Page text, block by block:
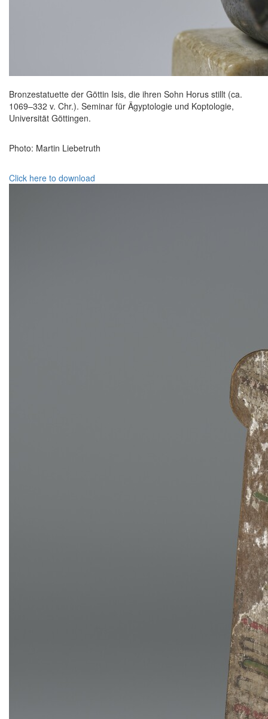
Bronzestatuette der Göttin Isis, die ihren Sohn Horus stillt (ca.
1069–332 v. Chr.). Seminar für Ägyptologie und Koptologie,
Universität Göttingen.
Photo: Martin Liebetruth
Click here to download